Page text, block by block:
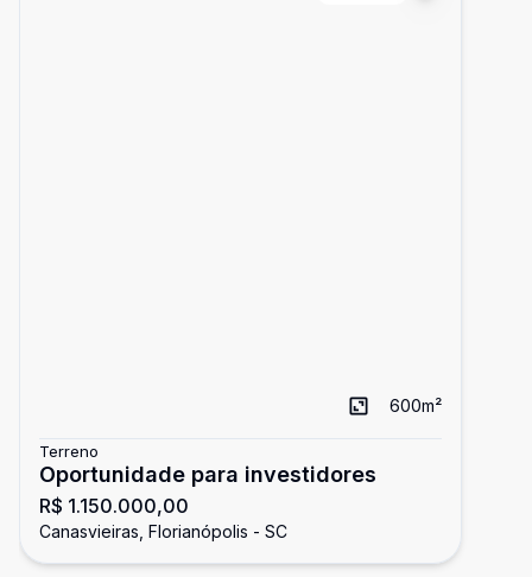
600m²
Terreno
Oportunidade para investidores
R$ 1.150.000,00
Canasvieiras, Florianópolis - SC